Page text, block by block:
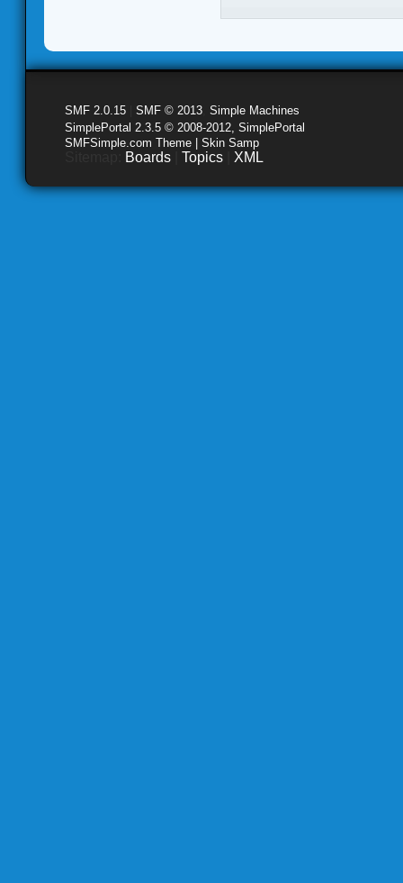
SMF 2.0.15 SMF © 2013 Simple Machines
SimplePortal 2.3.5 © 2008-2012, SimplePortal
SMFSimple.com Theme | Skin Samp
Boards Topics XML